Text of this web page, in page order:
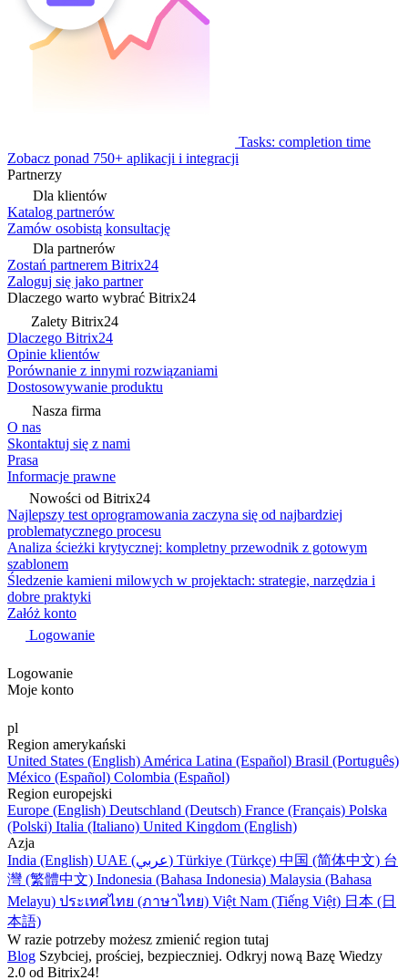
Tasks: completion time
Zobacz ponad 750+ aplikacji i integracji
Partnerzy
Dla klientów
Katalog partnerów
Zamów osobistą konsultację
Dla partnerów
Zostań partnerem Bitrix24
Zaloguj się jako partner
Dlaczego warto wybrać Bitrix24
Zalety Bitrix24
Dlaczego Bitrix24
Opinie klientów
Porównanie z innymi rozwiązaniami
Dostosowywanie produktu
Nasza firma
O nas
Skontaktuj się z nami
Prasa
Informacje prawne
Nowości od Bitrix24
Najlepszy test oprogramowania zaczyna się od najbardziej
problematycznego procesu
Analiza ścieżki krytycznej: kompletny przewodnik z gotowym
szablonem
Śledzenie kamieni milowych w projektach: strategie, narzędzia i
dobre praktyki
Załóż konto
Logowanie
Logowanie
Moje konto
pl
Region amerykański
United States (English) América Latina (Español) Brasil (Português)
México (Español) Colombia (Español)
Region europejski
Europe (English) Deutschland (Deutsch) France (Français) Polska
(Polski) Italia (Italiano) United Kingdom (English)
Azja
India (English)
UAE (عربي) Türkiye (Türkçe) 中国 (简体中文) 台
灣 (繁體中文) Indonesia (Bahasa Indonesia) Malaysia (Bahasa
Melayu) ประเทศไทย (ภาษาไทย) Việt Nam (Tiếng Việt) 日本 (日
本語)
W razie potrzeby możesz zmienić region tutaj
Blog Szybciej, prościej, bezpieczniej. Odkryj nową Bazę Wiedzy
2.0 od Bitrix24!